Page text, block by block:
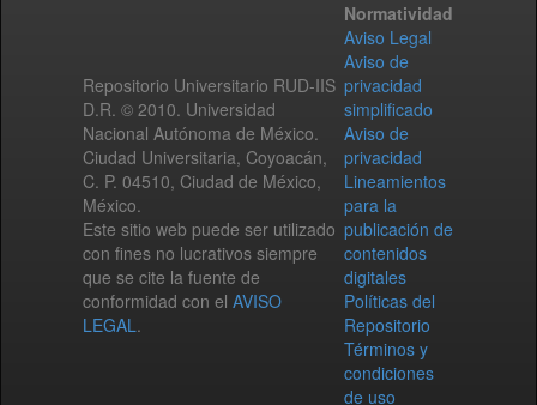
Repositorio Universitario RUD-IIS
D.R. © 2010. Universidad
Nacional Autónoma de México.
Ciudad Universitaria, Coyoacán,
C. P. 04510, Ciudad de México,
México.
Este sitio web puede ser utilizado
con fines no lucrativos siempre
que se cite la fuente de
conformidad con el AVISO
LEGAL.
Normatividad
Aviso Legal
Aviso de
privacidad
simplificado
Aviso de
privacidad
Lineamientos
para la
publicación de
contenidos
digitales
Políticas del
Repositorio
Términos y
condiciones
de uso